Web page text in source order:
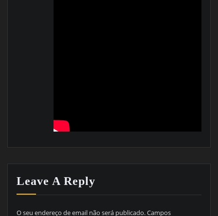
Leave A Reply
O seu endereço de email não será publicado.Campos